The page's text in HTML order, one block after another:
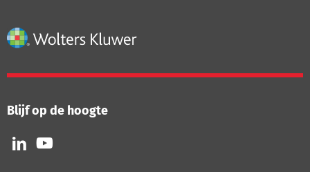
Blijf op de hoogte
Volg
ons
Volg
ons